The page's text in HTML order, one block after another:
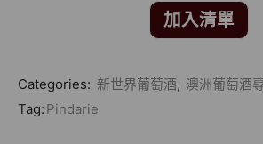
加入清單
Categories: 新世界葡萄酒, 澳洲葡萄酒
Tag: Pindarie